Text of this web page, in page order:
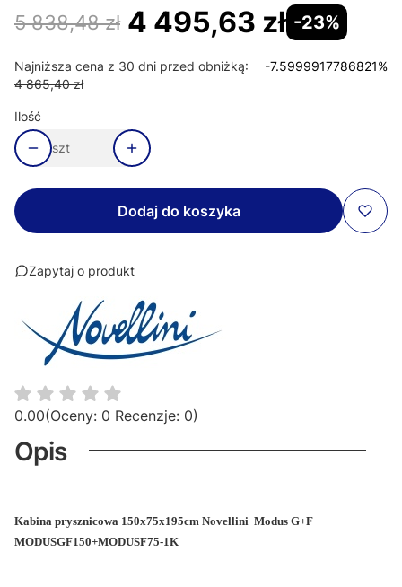
5 838,48 zł 4 495,63 zł -23%
Najniższa cena z 30 dni przed obniżką:
4 865,40 zł
-7.5999917786821%
Ilość
szt
Dodaj do koszyka
Zapytaj o produkt
0.00(Oceny: 0 Recenzje: 0)
Opis
Kabina prysznicowa 150x75x195cm Novellini Modus G+F
MODUSGF150+MODUSF75-1K